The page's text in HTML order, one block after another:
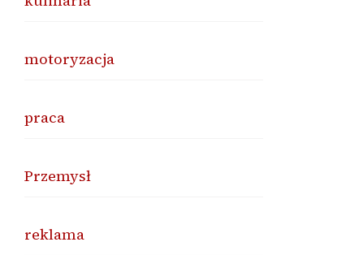
motoryzacja
praca
Przemysł
reklama